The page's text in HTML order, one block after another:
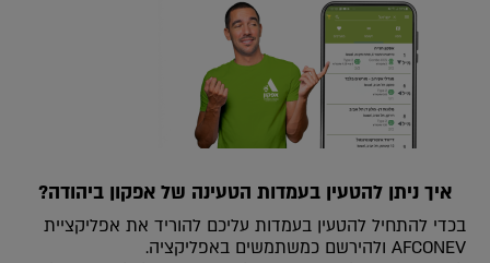
איך ניתן להטעין בעמדות הטעינה של אפקון ביהודה?
בכדי להתחיל להטעין בעמדות עליכם להוריד את אפליקציית
AFCONEV ולהירשם כמשתמשים באפליקציה.